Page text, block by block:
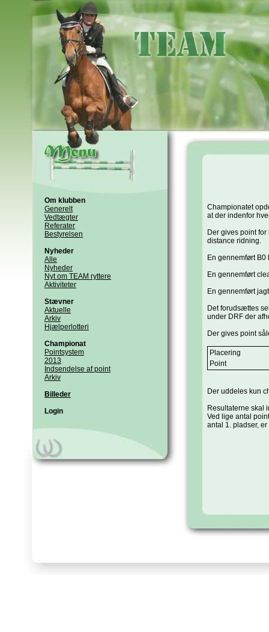
Om klubben
Generelt
Vedtægter
Referater
Bestyrelsen
Nyheder
Alle
Nyheder
Nyt om TEAM ryttere
Aktiviteter
Stævner
Aktuelle
Arkiv
Hjælperlotteri
Championat
Pointsystem
2013
Indsendelse af point
Arkiv
Billeder
Login
Championatet
at der indenfor
Der gives point
distance ridning.
En gennemført
En gennemført
En gennemført
Det forudsættes
under DRF der
Der gives point
Placering
Point
Der uddeles kun
Resultaterne skal
Ved lige antal
antal 1. pladser,